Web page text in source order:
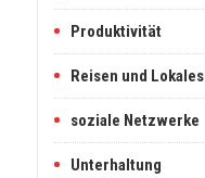
Produktivität
Reisen und Lokales
soziale Netzwerke
Unterhaltung